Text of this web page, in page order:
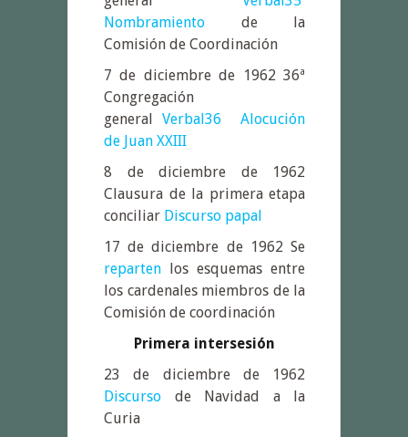
Nombramiento de la
Comisión de Coordinación
7 de diciembre de 1962 36ª
Congregación
generalVerbal36
Alocución
de Juan XXIII
8 de diciembre de 1962
Clausura de la primera etapa
conciliar Discurso papal
17 de diciembre de 1962 Se
reparten los esquemas entre
los cardenales miembros de la
Comisión de coordinación
Primera intersesión
23 de diciembre de 1962
Discurso de Navidad a la
Curia